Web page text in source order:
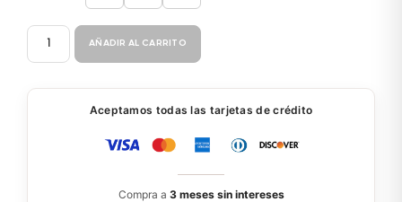
PIJAMA
SALIDA
AÑADIR AL CARRITO
Aceptamos todas las tarjetas de crédito
Compra a 3 meses sin intereses